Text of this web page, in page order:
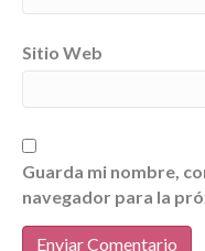
Sitio Web
Guarda mi nombre,
navegador para la